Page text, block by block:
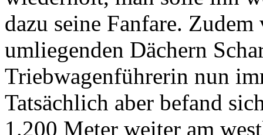
dazu seine Fanfare.
umliegenden Dächern
Triebwagenführerin nun
Tatsächlich aber befand
1.200 Meter weiter am